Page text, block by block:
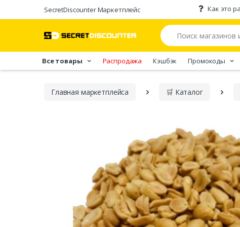
SecretDiscounter Маркетплейс Как это
Все товары Распродажа Кэшбэк Промокоды
Главная марĸетплейса 🛒 Каталог